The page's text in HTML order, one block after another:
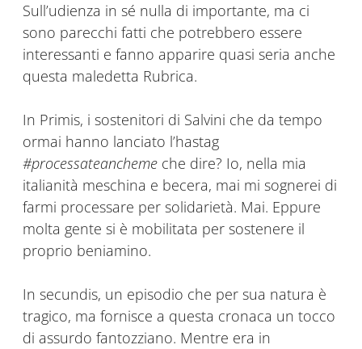
Sull’udienza in sé nulla di importante, ma ci
sono parecchi fatti che potrebbero essere
interessanti e fanno apparire quasi seria anche
questa maledetta Rubrica.
In Primis, i sostenitori di Salvini che da tempo
ormai hanno lanciato l’hastag
#processateancheme che dire? Io, nella mia
italianità meschina e becera, mai mi sognerei di
farmi processare per solidarietà. Mai. Eppure
molta gente si è mobilitata per sostenere il
proprio beniamino.
In secundis, un episodio che per sua natura è
tragico, ma fornisce a questa cronaca un tocco
di assurdo fantozziano. Mentre era in